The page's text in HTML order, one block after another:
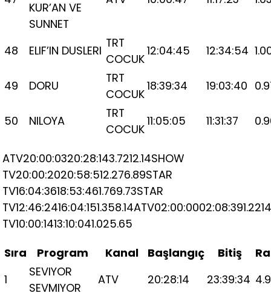
KUR’AN VE
SUNNET
48 ELIF’IN DUSLERI
TRT
COCUK
12:04:45 12:34:54
49 DORU
TRT
COCUK
18:39:34 19:03:40
50 NILOYA
TRT
COCUK
11:05:05 11:31:37
ATV20:00:0320:28:143.7212.14SHOW
TV20:00:2020:58:512.276.89STAR
TV16:04:3618:53:461.769.73STAR
TV10:00:1413:10:041.025.65
Sıra
Program Kanal Başlangıç Bitiş
1
SEVIYOR
SEVMIYOR
ATV 20:28:14 23:39:34